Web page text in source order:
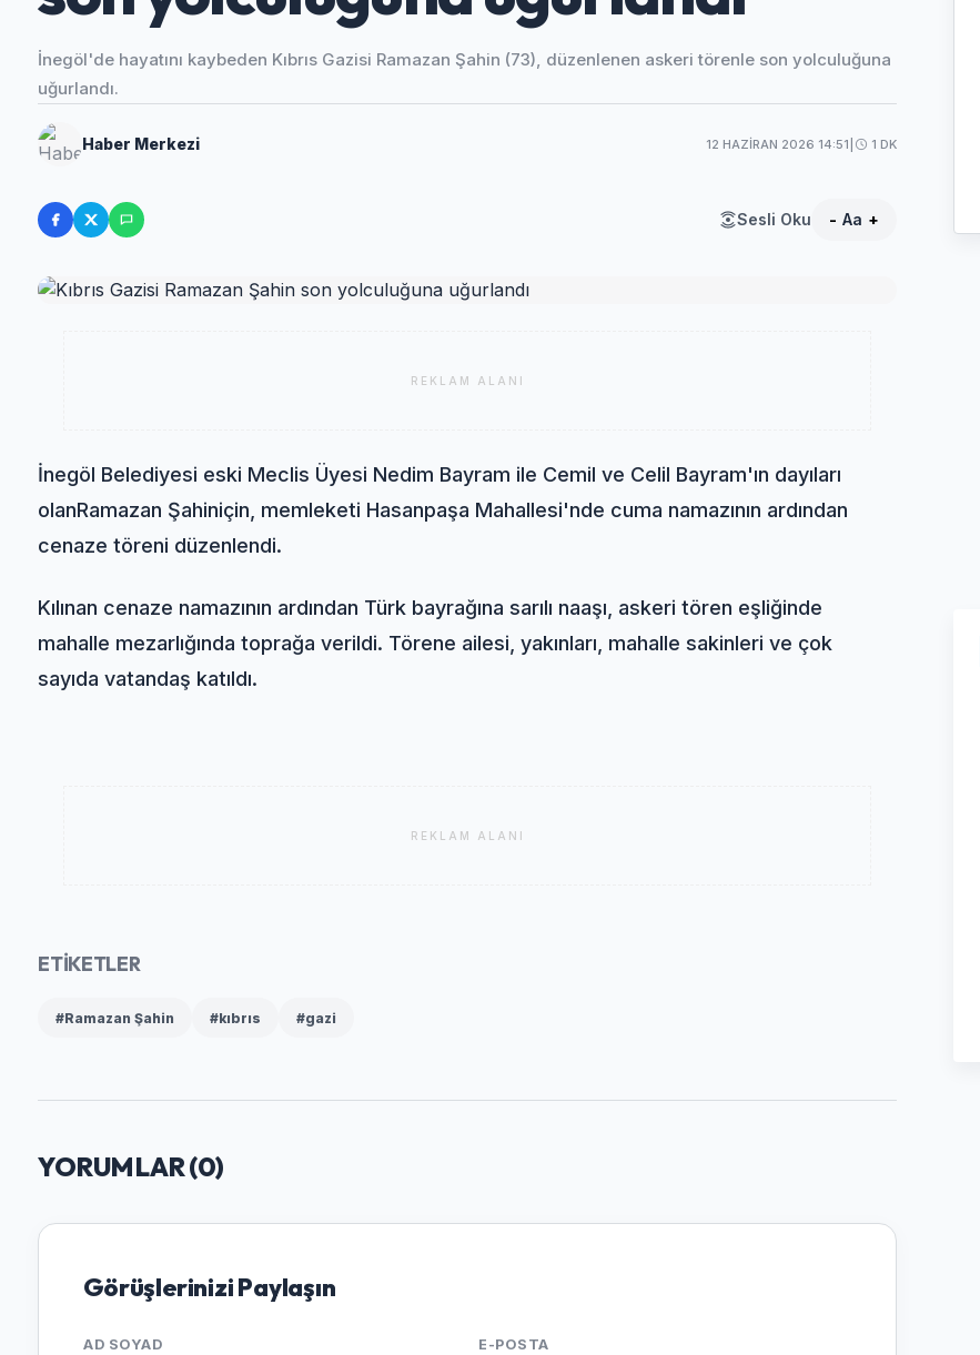
İnegöl'de hayatını kaybeden Kıbrıs Gazisi Ramazan Şahin (73), düzenlenen askeri törenle son yolculuğuna
uğurlandı.
Haber Merkezi 12 HAZIRAN 2026 14:51 1 DK
Sesli Oku - Aa +
REKLAM ALANI
İnegöl Belediyesi eski Meclis Üyesi Nedim Bayram ile Cemil ve Celil Bayram'ın dayıları
olanRamazan Şahiniçin, memleketi Hasanpaşa Mahallesi'nde cuma namazının ardından
cenaze töreni düzenlendi.
Kılınan cenaze namazının ardından Türk bayrağına sarılı naaşı, askeri tören eşliğinde
mahalle mezarlığında toprağa verildi. Törene ailesi, yakınları, mahalle sakinleri ve çok
sayıda vatandaş katıldı.
REKLAM ALANI
ETİKETLER
#Ramazan Şahin #kıbrıs #gazi
YORUMLAR (0)
Görüşlerinizi Paylaşın
AD SOYAD E-POSTA